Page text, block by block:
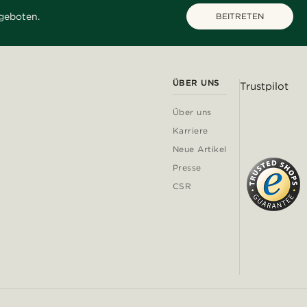
BEITRETEN
ÜBER UNS
Über uns
Karriere
Neue Artikel
Presse
CSR
Trustpilot